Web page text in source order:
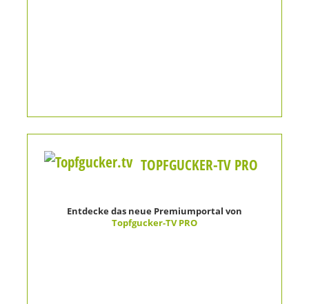
TOPFGUCKER-TV PRO
Entdecke das neue Premiumportal von
Topfgucker-TV PRO